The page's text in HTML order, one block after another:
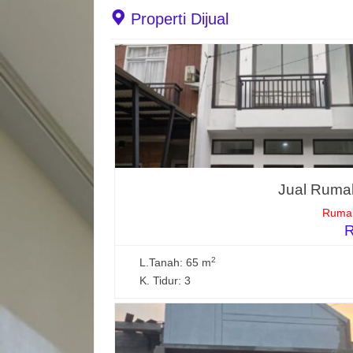
Properti Dijual
Jual
L.Tanah: 65 m2
K. Tidur: 3